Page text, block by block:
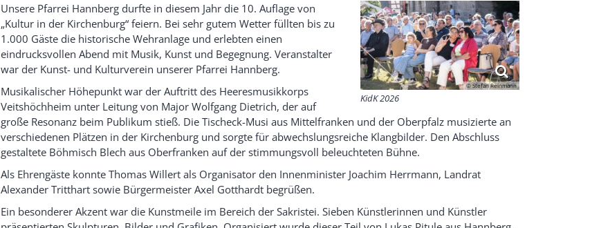
© Stefan Reinmann
KidK 2026
Unsere Pfarrei Hannberg durfte in diesem Jahr die 10. Auflage von
„Kultur in der Kirchenburg“ feiern. Bei sehr gutem Wetter füllten bis zu
1.000 Gäste die historische Wehranlage und erlebten einen
eindrucksvollen Abend mit Musik, Kunst und Begegnung. Veranstalter
war der Kunst- und Kulturverein unserer Pfarrei Hannberg.
Musikalischer Höhepunkt war der Auftritt des Heeresmusikkorps
Veitshöchheim unter Leitung von Major Wolfgang Dietrich, der auf
große Resonanz beim Publikum stieß. Die Tischeck-Musi aus Mittelfranken und der Oberpfalz musizierte an
verschiedenen Plätzen in der Kirchenburg und sorgte für abwechslungsreiche Klangbilder. Den Abschluss
gestaltete Böhmisch Blech aus Oberfranken auf der stimmungsvoll beleuchteten Bühne.
Als Ehrengäste konnte Thomas Willert als Organisator den Innenminister Joachim Herrmann, Landrat
Alexander Tritthart sowie Bürgermeister Axel Gotthardt begrüßen.
Ein besonderer Akzent war die Kunstmeile im Bereich der Sakristei. Sieben Künstlerinnen und Künstler